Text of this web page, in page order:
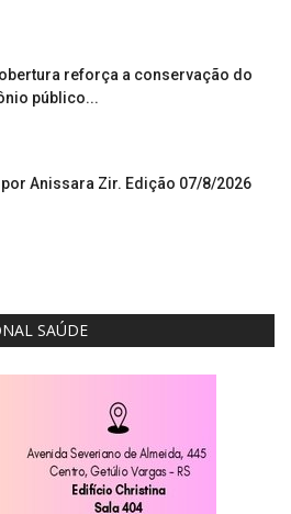
reforça a conservação do
público...
Anissara Zir. Edição 07/8/2026
SAÚDE